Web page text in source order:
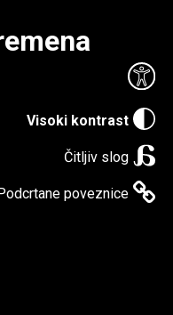
Visoki kontrast
Čitljiv slog
poveznice
knjiga.